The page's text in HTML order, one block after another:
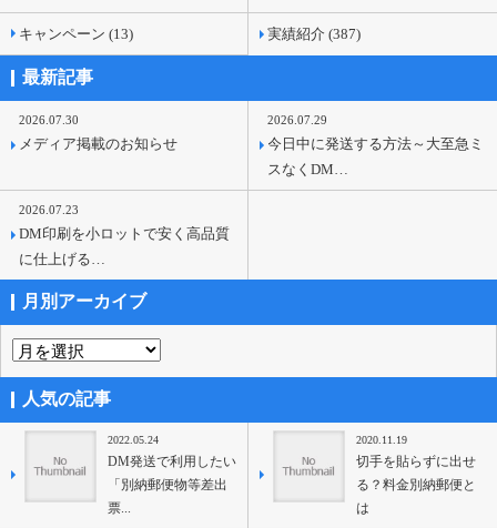
キャンペーン (13) 実績紹介 (387)
最新記事
2026.07.30
メディア掲載のお知らせ
2026.07.29
今日中に発送する方法～大至急ミ
スなくDM…
2026.07.23
DM印刷を小ロットで安く高品質
に仕上げる…
月別アーカイブ
人気の記事
2022.05.24
DM発送で利用したい
「別納郵便物等差出
票...
2020.11.19
切手を貼らずに出せ
る？料金別納郵便と
は